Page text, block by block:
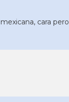
cara